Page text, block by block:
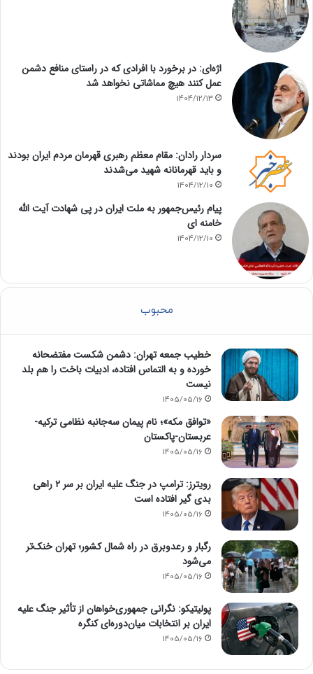
اژه‌ای: در برخورد با افرادی که در راستای منافع دشمن
عمل کنند هیچ مماشاتی نخواهد شد
1404/12/13
سردار رادان: مقام معظم رهبری قهرمان مردم ایران بودند
و باید قهرمانانه شهید می‌شدند
1404/12/10
پیام رئیس‌جمهور به ملت ایران در پی شهادت آیت الله
خامنه ای
1404/12/10
محبوب
خطیب جمعه تهران: دشمن شکست مفتضحانه
خورده و به التماس افتاده، ادبیات باخت را هم بلد
نیست
1405/05/16
«توافق مکه»؛ نام پیمان سه‌جانبه نظامی ترکیه-
عربستان-پاکستان
1405/05/16
رویترز: ترامپ در جنگ علیه ایران بر سر ۲ راهی
بدی گیر افتاده است
1405/05/16
رگبار و رعدوبرق در راه شمال کشور؛ تهران خنک‌تر
می‌شود
1405/05/16
پولیتیکو: نگرانی جمهوری‌خواهان از تأثیر جنگ علیه
ایران بر انتخابات میان‌دوره‌ای کنگره
1405/05/16